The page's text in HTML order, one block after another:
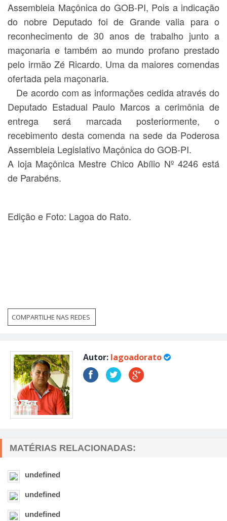
Assembleia Maçônica do GOB-PI, Pois a indicação
do nobre Deputado foi de Grande valia para o
reconhecimento de 30 anos de trabalho junto a
maçonaria e também ao mundo profano prestado
pelo irmão Zé Ricardo. Uma da maiores comendas
ofertada pela maçonaria.
De acordo com as informações cedida através do
Deputado Estadual Paulo Marcos a cerimônia de
entrega será marcada posteriormente, o
recebimento desta comenda na sede da Poderosa
Assembleia Legislativo Maçônica do GOB-PI.
A loja Maçônica Mestre Chico Abílio Nº 4246 está
de Parabéns.
Edição e Foto: Lagoa do Rato.
COMPARTILHE NAS REDES
Autor: lagoadorato
MATÉRIAS RELACIONADAS:
undefined
undefined
undefined